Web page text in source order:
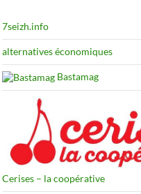
7seizh.info
alternatives économiques
Bastamag
Cerises – la coopérative